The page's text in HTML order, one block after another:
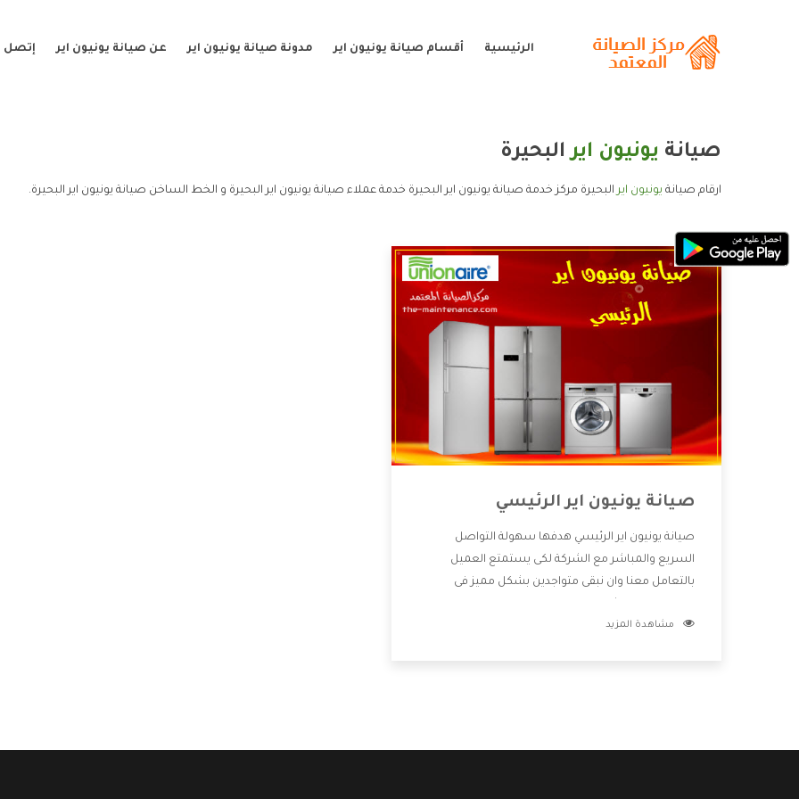
الرئيسية أقسام صيانة يونيون اير مدونة صيانة يونيون اير عن صيانة يونيون اير إتصل
صيانة يونيون ايرالبحيرة
ارقام صيانة يونيون ايرالبحيرة مركز خدمة صيانة يونيون اير البحيرة خدمة عملاء صيانة يونيون اير البحيرة و الخط الساخن صيانة يونيون اير البحيرة.
صيانة يونيون اير الرئيسي
صيانة يونيون اير الرئيسي هدفها سهولة التواصل
السريع والمباشر مع الشركة لكى يستمتع العميل
بالتعامل معنا وان نبقى متواجدين بشكل مميز فى
للعميل وان يستمتع بالخدمات التى تنفرد الشركة بها
مشاهدة المزيد